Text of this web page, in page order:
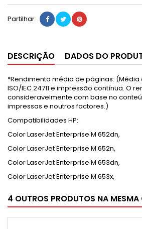
Partilhar
DESCRIÇÃO DADOS DO
*Rendimento médio de páginas:
ISO/IEC 24711 e impressão contínua. O
consideravelmente com base no
impressas e noutros factores.)
Compatibilidades HP:
Color LaserJet Enterprise M 652dn,
Color LaserJet Enterprise M 652n,
Color LaserJet Enterprise M 653dn,
Color LaserJet Enterprise M 653x,
4 OUTROS PRODUTOS NA